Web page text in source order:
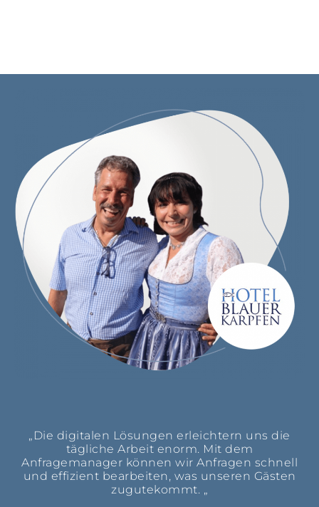
„Die digitalen Lösungen erleichtern uns die
tägliche Arbeit enorm. Mit dem
Anfragemanager können wir Anfragen schnell
und effizient bearbeiten, was unseren Gästen
zugutekommt. „